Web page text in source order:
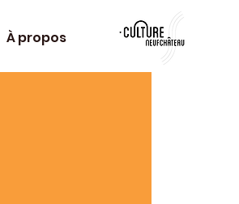
À propos